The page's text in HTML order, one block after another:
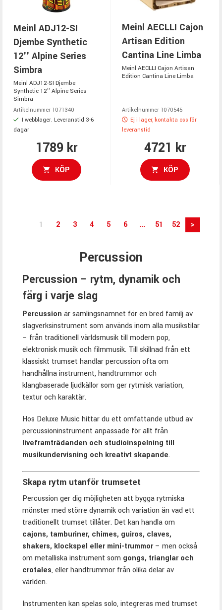
Meinl ADJ12-SI
Djembe Synthetic
12'' Alpine Series
Simbra
Meinl ADJ12-SI Djembe
Synthetic 12'' Alpine Series
Simbra
Artikelnummer 1071340
I webblager. Leveranstid 3-6
dagar
1789 kr
KÖP
Meinl AECLLI Cajon
Artisan Edition
Cantina Line Limba
Meinl AECLLI Cajon Artisan
Edition Cantina Line Limba
Artikelnummer 1070545
Ej i lager, kontakta oss för
leveranstid
4721 kr
KÖP
1 2 3 4 5 6 ... 51 52 >
Percussion
Percussion – rytm, dynamik och
färg i varje slag
Percussion är samlingsnamnet för en bred familj av
slagverksinstrument som används inom alla musikstilar
– från traditionell världsmusik till modern pop,
elektronisk musik och filmmusik. Till skillnad från ett
klassiskt trumset handlar percussion ofta om
handhållna instrument, handtrummor och
klangbaserade ljudkällor som ger rytmisk variation,
textur och karaktär.
Hos Deluxe Music hittar du ett omfattande utbud av
percussioninstrument anpassade för allt från
liveframträdanden och studioinspelning till
musikundervisning och kreativt skapande.
Skapa rytm utanför trumsetet
Percussion ger dig möjligheten att bygga rytmiska
mönster med större dynamik och variation än vad ett
traditionellt trumset tillåter. Det kan handla om
cajons, tamburiner, chimes, guiros, claves,
shakers, klockspel eller mini-trummor– men också
om metalliska instrument som gongs, trianglar och
crotales, eller handtrummor från olika delar av
världen.
Instrumenten kan spelas solo, integreras med trumset